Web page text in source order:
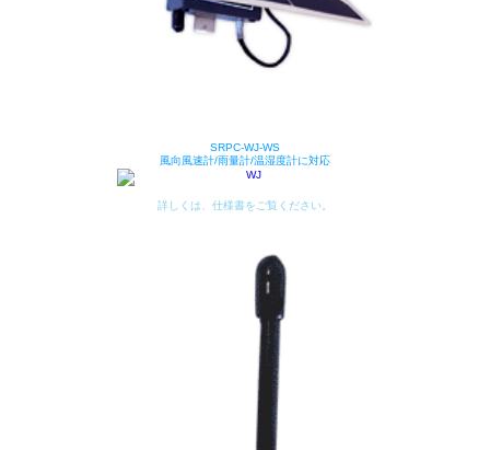
SRPC-WJ-WS
風向風速計/雨量計/温湿度計に対応
詳しくは、仕様書をご覧ください。